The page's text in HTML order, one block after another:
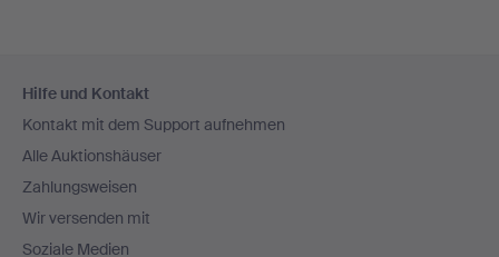
Navigation
Hilfe und Kontakt
Kontakt mit dem Support aufnehmen
Alle Auktionshäuser
Zahlungsweisen
Wir versenden mit
Soziale Medien